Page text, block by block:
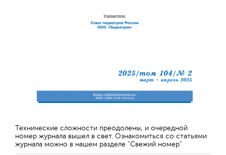
Технические сложности преодолены, и очередной
номер журнала вышел в свет. Ознакомиться со статьями
журнала можно в нашем разделе "Свежий номер"